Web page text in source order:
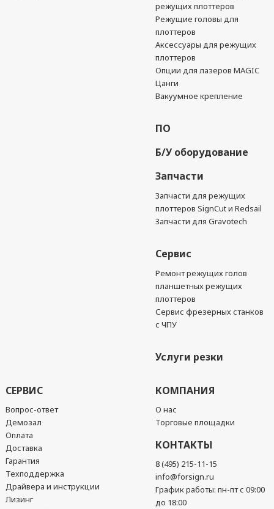
режущих плоттеров
Режущие головы для
плоттеров
Аксессуары для режущих
плоттеров
Опции для лазеров MAGIC
Цанги
Вакуумное крепление
ПО
Б/У оборудование
Запчасти
Запчасти для режущих
плоттеров SignCut и Redsail
Запчасти для Gravotech
Сервис
Ремонт режущих голов
планшетных режущих
плоттеров
Сервис фрезерных станков
с ЧПУ
Услуги резки
СЕРВИС
Вопрос-ответ
Демозал
Оплата
Доставка
Гарантия
Техподдержка
Драйвера и инструкции
Лизинг
КОМПАНИЯ
О нас
Торговые площадки
КОНТАКТЫ
8 (495) 215-11-15
info@forsign.ru
График работы: пн-пт с 09:00
до 18:00